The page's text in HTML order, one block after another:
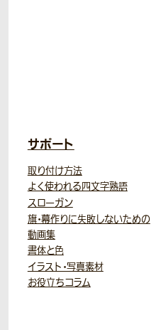
サポート
取り付け方法
よく使われる四文字熟語
スローガン
旗・幕作りに失敗しないための
動画集
書体と色
イラスト・写真素材
お役立ちコラム